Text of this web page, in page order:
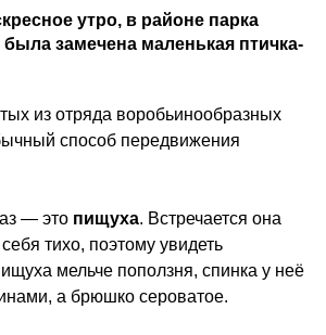
утро, в районе парка
замечена маленькая птичка-
из отряда воробьинообразных
способ передвижения
— это пищуха. Встречается она
тихо, поэтому увидеть
мельче поползня, спинка у неё
а брюшко сероватое.